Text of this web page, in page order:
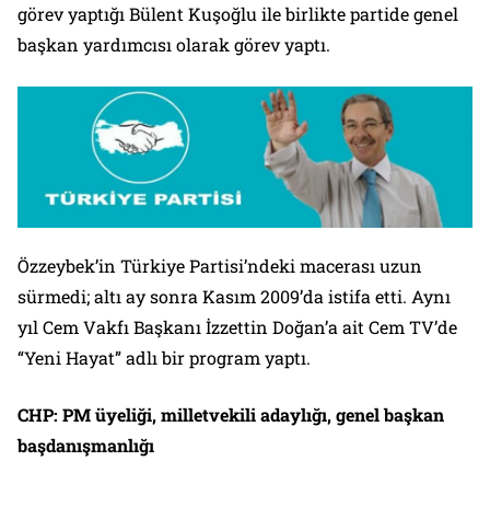
görev yaptığı Bülent Kuşoğlu ile birlikte partide genel
başkan yardımcısı olarak görev yaptı.
Özzeybek’in Türkiye Partisi’ndeki macerası uzun
sürmedi; altı ay sonra Kasım 2009’da istifa etti. Aynı
yıl Cem Vakfı Başkanı İzzettin Doğan’a ait Cem TV’de
“Yeni Hayat” adlı bir program yaptı.
CHP: PM üyeliği, milletvekili adaylığı, genel başkan
başdanışmanlığı